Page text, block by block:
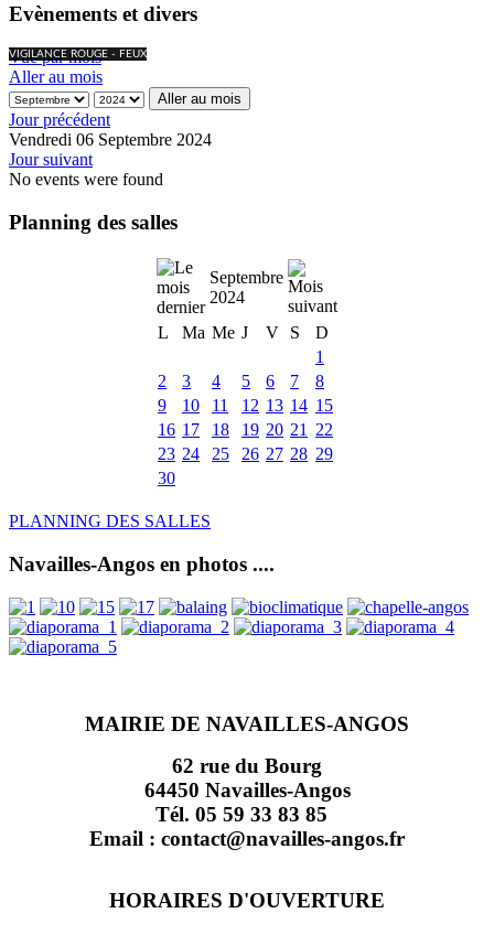
Evènements et divers
VIGILANCE ROUGE - FEUX
Vue par mois
Aller au mois
Aller au mois
Jour précédent
Vendredi 06 Septembre 2024
Jour suivant
No events were found
Planning des salles
Septembre
2024
L
Ma Me J V S
D
1
2
3 4 5 6 7
8
9
10 11 12 13 14 15
16 17 18 19 20 21
22
23 24 25 26 27 28 29
30
PLANNING DES SALLES
Navailles-Angos en photos ....
MAIRIE DE NAVAILLES-ANGOS
62 rue du Bourg
64450 Navailles-Angos
Tél. 05 59 33 83 85
Email : contact@navailles-angos.fr
HORAIRES D'OUVERTURE